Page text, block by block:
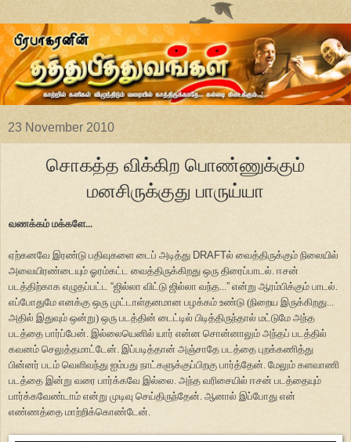
23 November 2010
சொகத்த விக்கிற பொண்ணுக்கும்
மனசிருக்குது பாருய்யா
வணக்கம் மக்களே...
ஏற்கனவே இரண்டு பதிவுகளை டைப் அடித்து DRAFTல் வைத்திருக்கும் நிலையில்
அவையிரண்டையும் ஓரம்கட்ட வைத்திருக்கிறது ஒரு திரைப்பாடல். ஈசன்
படத்திற்காக எழுதப்பட்ட “ஜில்லா விட்டு ஜில்லா வந்த... ” என்று ஆரம்பிக்கும் பாடல்.
எப்போதுமே எனக்கு ஒரு முட்டாள்தனமான பழக்கம் உண்டு (நிறைய இருக்கிறது...
அதில் இதுவும் ஒன்று) ஒரு படத்தின் டைட்டில் பிடித்திருந்தால் மட்டுமே அந்த
படத்தை பார்ப்பேன். இல்லையெனில் யார் என்ன சொன்னாலும் அந்தப் படத்தில்
கவனம் செலுத்தமாட்டேன். இப்படித்தான் அஞ்சாதே படத்தை புறக்கணித்து
பின்னர் படம் வெளிவந்து ஐம்பது நாட்களுக்குப்பிறகு பார்த்தேன். மேலும் களவாணி
படத்தை இன்று வரை பார்க்கவே இல்லை. அந்த வரிசையில் ஈசன் படத்தையும்
பார்க்கவேண்டாம் என்று முடிவு செய்திருந்தேன். ஆனால் இப்போது என்
எண்ணத்தை மாற்றிக்கொண்டேன்.